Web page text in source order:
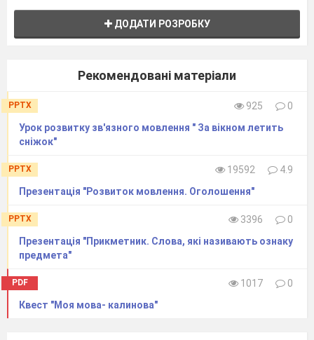
ДОДАТИ РОЗРОБКУ
Рекомендовані матеріали
PPTX 925
0
Урок розвитку зв'язного мовлення " За вікном летить
сніжок"
PPTX 19592
4.9
Презентація "Розвиток мовлення. Оголошення"
PPTX 3396
0
Презентація "Прикметник. Слова, які називають ознаку
предмета"
PDF 1017
0
Квест "Моя мова- калинова"